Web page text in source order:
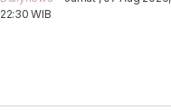
22:30 WIB